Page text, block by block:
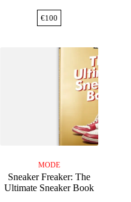
€100
MODE
Sneaker Freaker: The
Ultimate Sneaker Book